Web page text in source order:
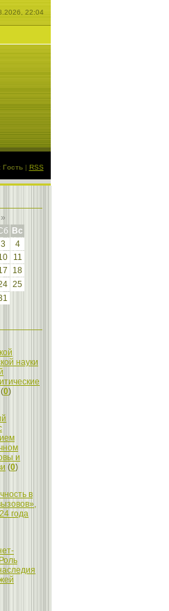
22:04
Гость| RSS
»
Вс
3
4
11
18
25
науки
(0)
и
(0)
в
года